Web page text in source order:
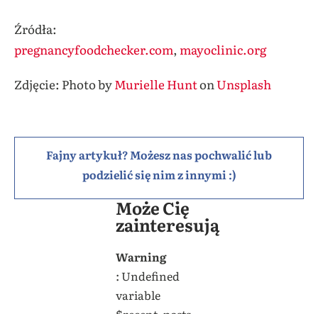
Źródła:
pregnancyfoodchecker.com, mayoclinic.org
Zdjęcie: Photo byMurielle HuntonUnsplash
Fajny artykuł? Możesz nas pochwalić lub
podzielić się nim z innymi :)
Może Cię
zainteresują
Warning
: Undefined
variable